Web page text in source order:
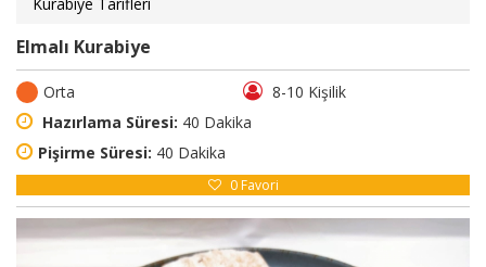
Elmalı Kurabiye
Orta
8-10 Kişilik
Hazırlama Süresi: 40 Dakika
Pişirme Süresi: 40 Dakika
0 Favori